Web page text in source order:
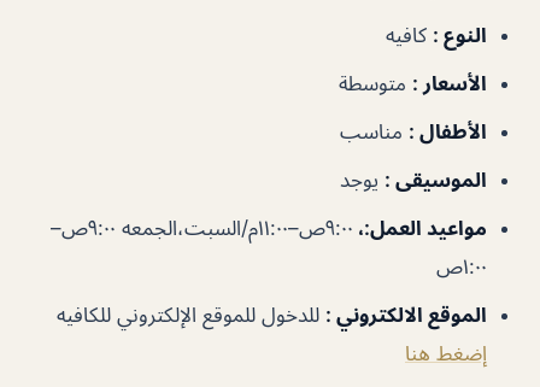
النوع : كافيه
الأسعار : متوسطة
الأطفال : مناسب
الموسيقى : يوجد
مواعيد العمل:،
٩:٠٠ص–١١:٠٠م/السبت،الجمعه ٩:٠٠ص–
١:٠٠ص
الموقع الالكتروني : للدخول للموقع الإلكتروني للكافيه
إضغط هنا